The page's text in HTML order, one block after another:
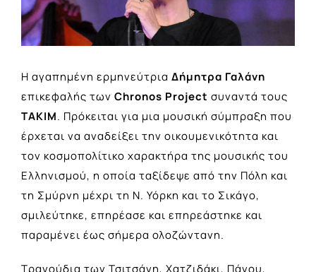
Η αγαπημένη ερμηνεύτρια Δήμητρα Γαλάνη
επικεφαλής των Chronos Project συναντά τους
ΤΑΚΙΜ. Πρόκειται για μια μουσική σύμπραξη που
έρχεται να αναδείξει την οικουμενικότητα και
τον κοσμοπολίτικο χαρακτήρα της μουσικής του
Ελληνισμού, η οποία ταξίδεψε από την Πόλη και
τη Σμύρνη μέχρι τη Ν. Υόρκη και το Σικάγο,
σμιλεύτηκε, επηρέασε και επηρεάστηκε και
παραμένει έως σήμερα ολοζώντανη.